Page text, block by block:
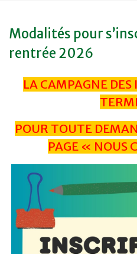
Modalités pour
rentrée 2026
LA CAMPAGNE
POUR TOUTE
PAGE « NOUS